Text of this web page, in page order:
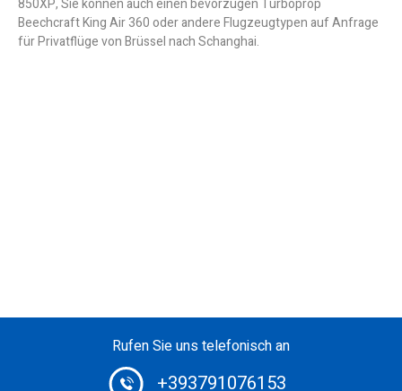
850XP, Sie können auch einen bevorzugen Turboprop
Beechcraft King Air 360 oder andere Flugzeugtypen auf Anfrage
für Privatflüge von Brüssel nach Schanghai.
Rufen Sie uns telefonisch an
+393791076153